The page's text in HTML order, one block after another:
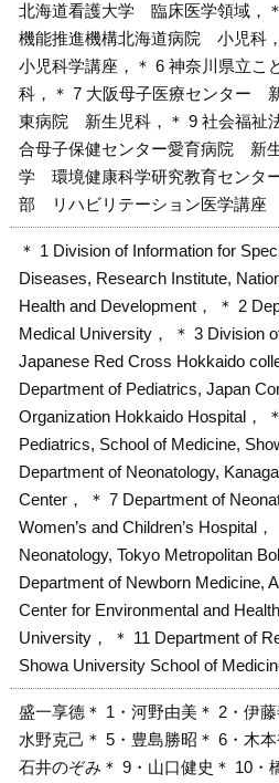
北海道看護大学 臨床医学領域，
機能推進機構北海道病院 小児
小児科学講座，＊ 6 神奈川県立
科，＊ 7 大阪母子医療センター
東病院 新生児科，＊ 9 社会福祉
合母子保健センター愛育病院 新
学 環境健康科学研究教育センタ
部 リハビリテーション医学講座
＊ 1 Division of Information for
Diseases, Research Institute,
Health and Development， ＊ 2
Medical University， ＊ 3 Division
Japanese Red Cross Hokkaido
Department of Pediatrics, Japan
Organization Hokkaido Hospital，
Pediatrics, School of Medicine,
Department of Neonatology,
Center， ＊ 7 Department of
Women’s and Children’s Hospital
Neonatology, Tokyo Metropolitan
Department of Newborn Medicine,
Center for Environmental and
University， ＊ 11 Department of
Showa University School of
盛一享德＊ 1・河野由美＊ 2・伊
水野克己＊ 5・豊島勝昭＊ 6・木
石井のぞみ＊ 9・山口健史＊ 10・